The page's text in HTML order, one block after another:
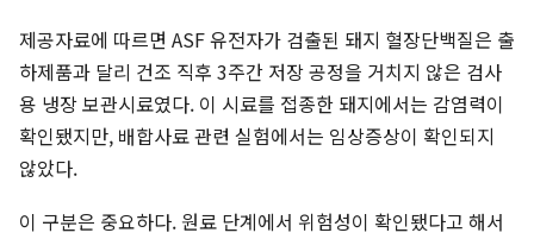
제공자료에 따르면 ASF 유전자가 검출된 돼지 혈장단백질은 출
하제품과 달리 건조 직후 3주간 저장 공정을 거치지 않은 검사
용 냉장 보관시료였다. 이 시료를 접종한 돼지에서는 감염력이
확인됐지만, 배합사료 관련 실험에서는 임상증상이 확인되지
않았다.
이 구분은 중요하다. 원료 단계에서 위험성이 확인됐다고 해서